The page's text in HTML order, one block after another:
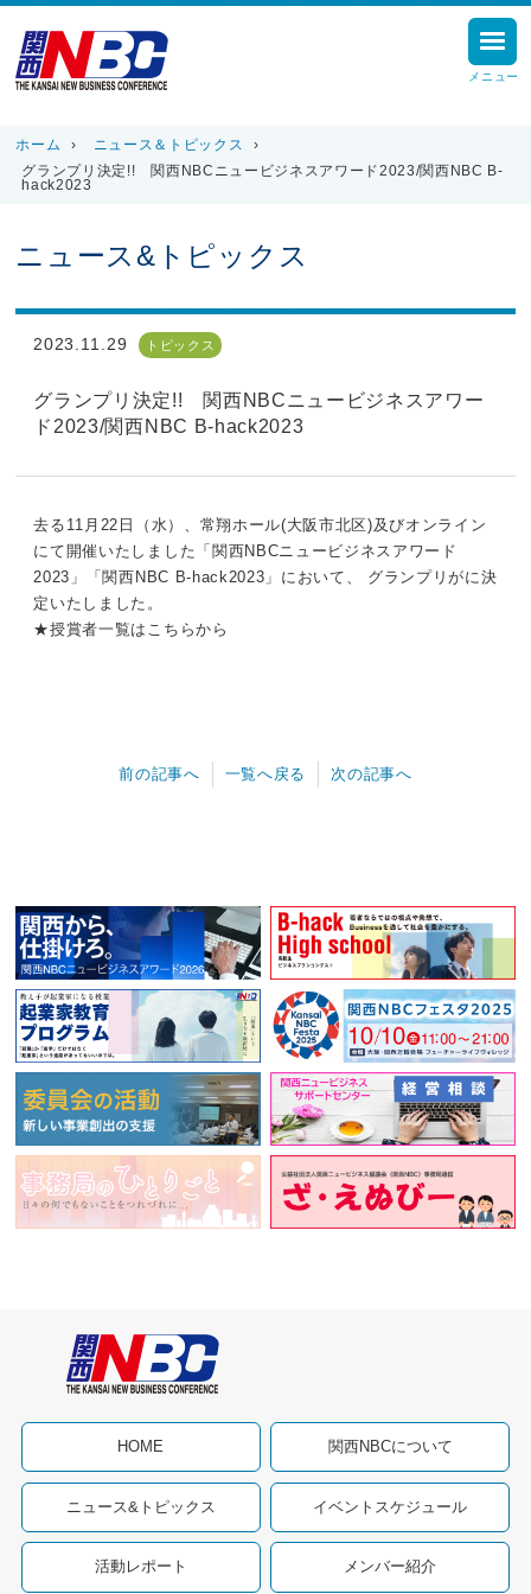
メニュー
ホーム › ニュース＆トピックス
›
グランプリ決定!! 関西NBCニュービジネスアワード2023/関西NBC B-
hack2023
ニュース&トピックス
2023.11.29 トピックス
グランプリ決定!! 関西NBCニュービジネスアワー
ド2023/関西NBC B-hack2023
去る11月22日（水）、常翔ホール(大阪市北区)及びオンライン
にて開催いたしました「関西NBCニュービジネスアワード
2023」「関西NBC B-hack2023」において、 グランプリがに決
定いたしました。
★授賞者一覧は こちらから
前の記事へ 一覧へ戻る 次の記事へ
HOME 関西NBCについて
ニュース&トピックス イベントスケジュール
活動レポート メンバー紹介